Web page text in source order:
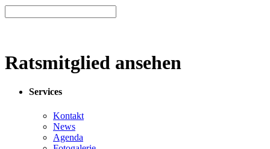
Ratsmitglied ansehen
Services
Kontakt
News
Agenda